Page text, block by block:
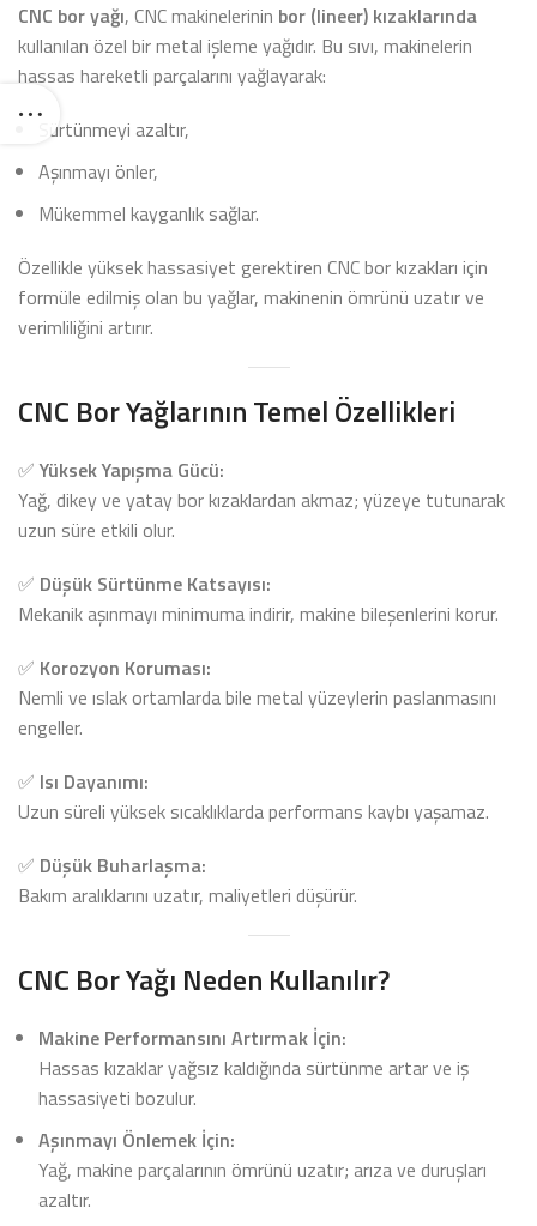
CNC bor yağı, CNC makinelerinin bor (lineer) kızaklarında
kullanılan özel bir metal işleme yağıdır. Bu sıvı, makinelerin
hassas hareketli parçalarını yağlayarak:
Sürtünmeyi azaltır,
Aşınmayı önler,
Mükemmel kayganlık sağlar.
Özellikle yüksek hassasiyet gerektiren CNC bor kızakları için
formüle edilmiş olan bu yağlar, makinenin ömrünü uzatır ve
verimliliğini artırır.
CNC Bor Yağlarının Temel Özellikleri
✅Yüksek Yapışma Gücü:
Yağ, dikey ve yatay bor kızaklardan akmaz; yüzeye tutunarak
uzun süre etkili olur.
✅ Düşük Sürtünme Katsayısı:
Mekanik aşınmayı minimuma indirir, makine bileşenlerini korur.
✅ Korozyon Koruması:
Nemli ve ıslak ortamlarda bile metal yüzeylerin paslanmasını
engeller.
✅ Isı Dayanımı:
Uzun süreli yüksek sıcaklıklarda performans kaybı yaşamaz.
✅ Düşük Buharlaşma:
Bakım aralıklarını uzatır, maliyetleri düşürür.
CNC Bor Yağı Neden Kullanılır?
Makine Performansını Artırmak İçin:
Hassas kızaklar yağsız kaldığında sürtünme artar ve iş
hassasiyeti bozulur.
Aşınmayı Önlemek İçin:
Yağ, makine parçalarının ömrünü uzatır; arıza ve duruşları
azaltır.